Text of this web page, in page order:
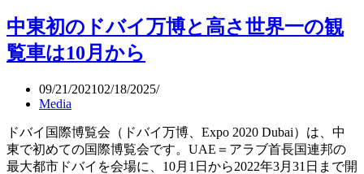
ル
「ス
テ
ン
ー」
大
の
ト
ケ
ト
プ
ス
中東初のドバイ万博と高さ世界一の観
覧車は10月から
09/21/202102/18/2025
Media
ドバイ国際博覧会（ドバイ万博、Expo 2020 Dubai）は、中
東で初めての国際博覧会です。UAE＝アラブ首長国連邦の
最大都市ドバイを会場に、10月1日から2022年3月31日まで開